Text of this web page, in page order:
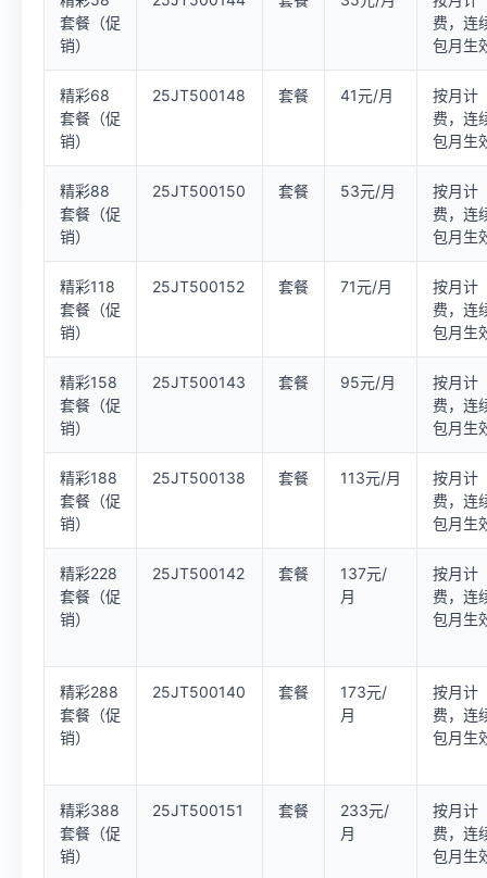
套餐（促
销）
费，连
包月生
精彩68
套餐（促
销）
25JT500148 套餐 41元/月
按月计
费，连
包月生
精彩88
套餐（促
销）
25JT500150 套餐 53元/月
按月计
费，连
包月生
精彩118
套餐（促
销）
25JT500152 套餐 71元/月
按月计
费，连
包月生
精彩158
套餐（促
销）
25JT500143 套餐 95元/月
按月计
费，连
包月生
精彩188
套餐（促
销）
25JT500138 套餐 113元/月
按月计
费，连
包月生
精彩228
套餐（促
销）
25JT500142 套餐
137元/
月
按月计
费，连
包月生
精彩288
套餐（促
销）
25JT500140 套餐
173元/
月
按月计
费，连
包月生
精彩388
套餐（促
销）
25JT500151 套餐
233元/
月
按月计
费，连
包月生